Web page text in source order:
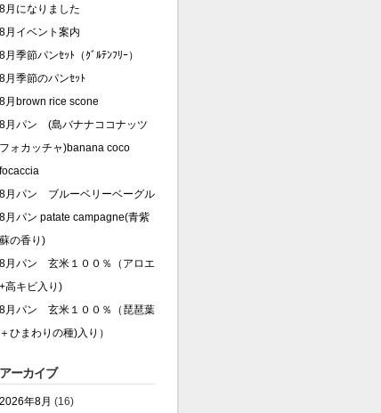
8月になりました
8月イベント案内
8月季節パンｾｯﾄ（ｸﾞﾙﾃﾝﾌﾘｰ）
8月季節のパンｾｯﾄ
8月brown rice scone
8月パン (島バナナココナッツ
フォカッチャ)banana coco
focaccia
8月パン ブルーベリーベーグル
8月パン patate campagne(青紫
蘇の香り)
8月パン 玄米１００％（アロエ
+高キビ入り)
8月パン 玄米１００％（琵琶葉
＋ひまわりの種)入り）
アーカイブ
2026年8月 (16)